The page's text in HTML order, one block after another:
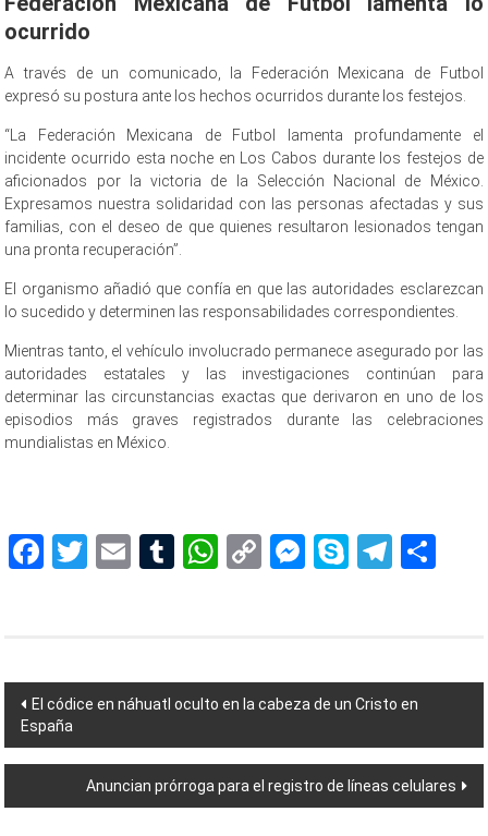
ocurrido
A través de un comunicado, la Federación Mexicana de Futbol
expresó su postura ante los hechos ocurridos durante los festejos.
“La Federación Mexicana de Futbol lamenta profundamente el
incidente ocurrido esta noche en Los Cabos durante los festejos de
aficionados por la victoria de la Selección Nacional de México.
Expresamos nuestra solidaridad con las personas afectadas y sus
familias, con el deseo de que quienes resultaron lesionados tengan
una pronta recuperación”.
El organismo añadió que confía en que las autoridades esclarezcan
lo sucedido y determinen las responsabilidades correspondientes.
Mientras tanto, el vehículo involucrado permanece asegurado por las
autoridades estatales y las investigaciones continúan para
determinar las circunstancias exactas que derivaron en uno de los
episodios más graves registrados durante las celebraciones
mundialistas en México.
Facebook
Twitter
EmailTumblr
WhatsApp
CopyMessenger
Skype
Navegación
de
entradas
El códice en náhuatl oculto en la cabeza de un Cristo en
España
Anuncian prórroga para el registro de líneas celulares